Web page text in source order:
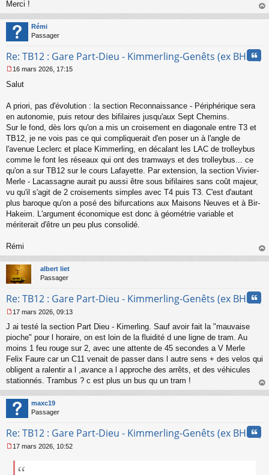
u
Merci !
au
Rémi
Passager
Re: TB12 : Gare Part-Dieu - Kimmerling-Genêts (ex BHNS)
e
s
a
g
e
n
o
n
u
16 mars 2026, 17:15
Salut
A priori, pas d'évolution : la section Reconnaissance - Périphérique sera
en autonomie, puis retour des bifilaires jusqu'aux Sept Chemins.
Sur le fond, dès lors qu'on a mis un croisement en diagonale entre T3 et
TB12, je ne vois pas ce qui compliquerait d'en poser un à l'angle de
l'avenue Leclerc et place Kimmerling, en décalant les LAC de trolleybus
comme le font les réseaux qui ont des tramways et des trolleybus... ce
qu'on a sur TB12 sur le cours Lafayette. Par extension, la section Vivier-
Merle - Lacassagne aurait pu aussi être sous bifilaires sans coût majeur,
vu qu'il s'agit de 2 croisements simples avec T4 puis T3. C'est d'autant
plus baroque qu'on a posé des bifurcations aux Maisons Neuves et à Bir-
Hakeim. L'argument économique est donc à géométrie variable et
mériterait d'être un peu plus consolidé.
Rémi
au
albert liet
Passager
Re: TB12 : Gare Part-Dieu - Kimmerling-Genêts (ex BHNS)
e
s
s
a
g
e
n
o
n
l
u
17 mars 2026, 09:13
J ai testé la section Part Dieu - Kimerling. Sauf avoir fait la "mauvaise
pioche" pour l horaire, on est loin de la fluidité d une ligne de tram. Au
moins 1 feu rouge sur 2, avec une attente de 45 secondes a V Merle
Felix Faure car un C11 venait de passer dans l autre sens + des velos qui
obligent a ralentir a l ,avance a l approche des arrêts, et des véhicules
stationnés. Trambus ? c est plus un bus qu un tram !
au
maxc19
Passager
Re: TB12 : Gare Part-Dieu - Kimmerling-Genêts (ex BHNS)
e
17 mars 2026, 10:52